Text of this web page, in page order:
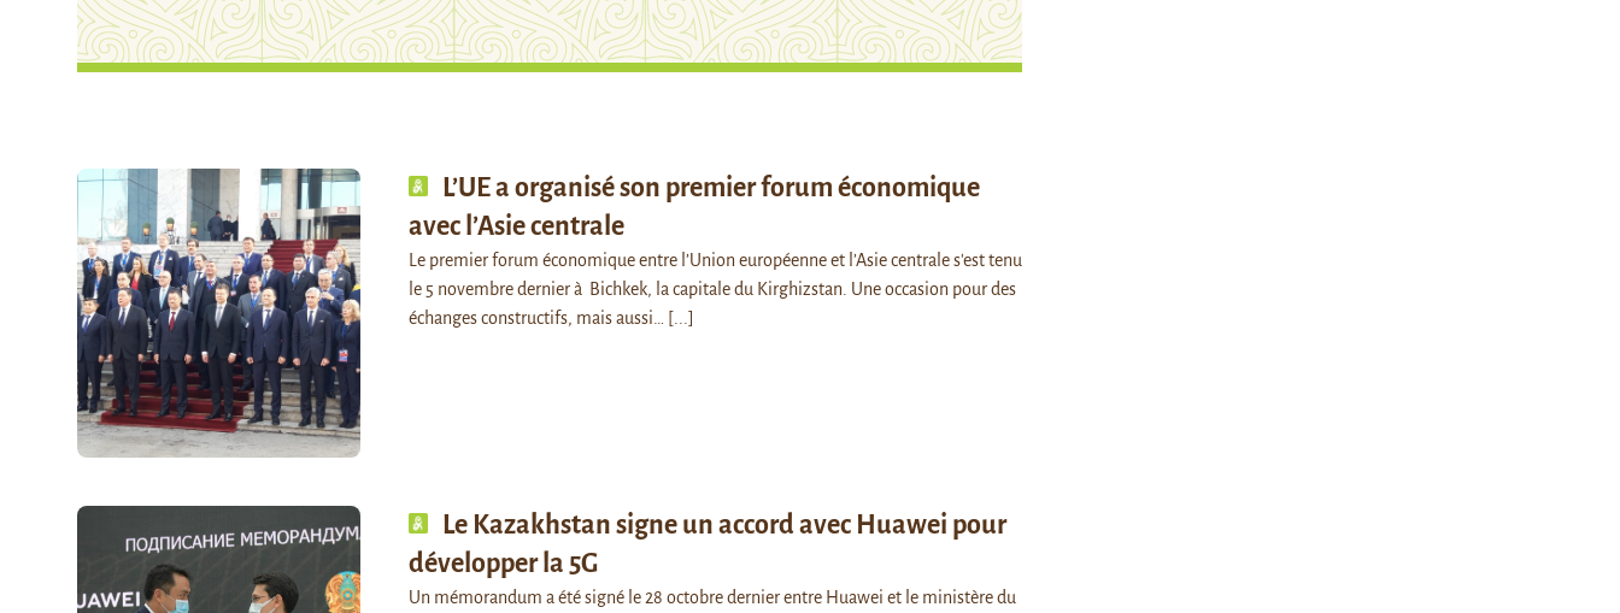
L’UE a organisé son premier forum économique
avec l’Asie centrale
Le premier forum économique entre l’Union européenne et l’Asie centrale s'est tenu
le 5 novembre dernier à Bichkek, la capitale du Kirghizstan. Une occasion pour des
échanges constructifs, mais aussi…
[...]
Le Kazakhstan signe un accord avec Huawei pour
développer la 5G
Un mémorandum a été signé le 28 octobre dernier entre Huawei et le ministère du